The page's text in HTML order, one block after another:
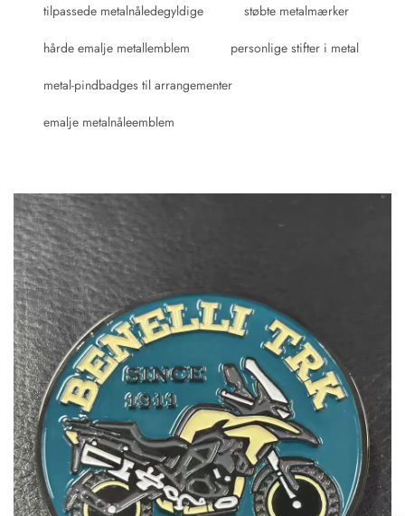
tilpassede metalnåledegyldige støbte metalmærker
hårde emalje metallemblem personlige stifter i metal
metal-pindbadges til arrangementer
emalje metalnåleemblem